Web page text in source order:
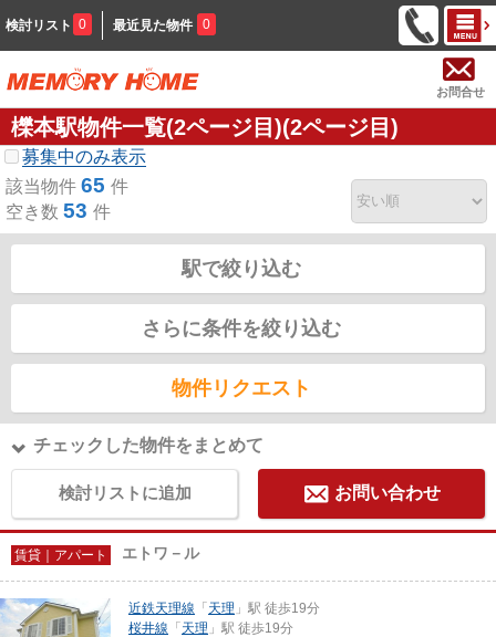
検討リスト 0 最近見た物件 0
お問合せ
櫟本駅物件一覧(2ページ目)(2ページ目)
募集中のみ表示
該当物件 65 件
空き数 53 件
駅で絞り込む
さらに条件を絞り込む
物件リクエスト
チェックした物件をまとめて
検討リストに追加 お問い合わせ
賃貸｜アパート エトワ－ル
近鉄天理線 「 天理 」駅 徒歩19分
桜井線 「 天理 」駅 徒歩19分